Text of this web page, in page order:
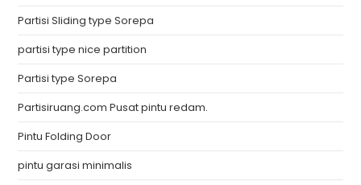
Partisi Sliding type Sorepa
partisi type nice partition
Partisi type Sorepa
Partisiruang.com Pusat pintu redam.
Pintu Folding Door
pintu garasi minimalis